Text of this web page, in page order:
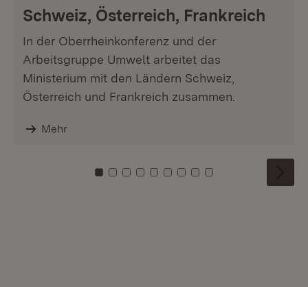
Schweiz, Österreich, Frankreich
In der Oberrheinkonferenz und der
Arbeitsgruppe Umwelt arbeitet das
Ministerium mit den Ländern Schweiz,
Österreich und Frankreich zusammen.
Mehr
Zu Kachel: 0
Zu Kachel: 1
Zu Kachel: 2
Zu Kachel: 3
Zu Kachel: 4
Zu Kachel: 5
Zu Kachel: 6
Zu Kachel: 7
Zu Kachel: 8